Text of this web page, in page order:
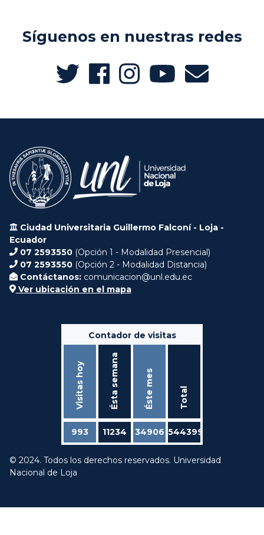
Síguenos en nuestras redes
Ciudad Universitaria Guillermo Falconí - Loja -
Ecuador
07 2593550 (Opción 1 - Modalidad Presencial)
07 2593550 (Opción 2 - Modalidad Distancia)
Contáctanos: comunicacion@unl.edu.ec
Ver ubicación en el mapa
Contador de visitas
Visitas hoy Ésta semana Éste mes Total
993 11234 34906 544399
© 2024. Todos los derechos reservados. Universidad
Nacional de Loja